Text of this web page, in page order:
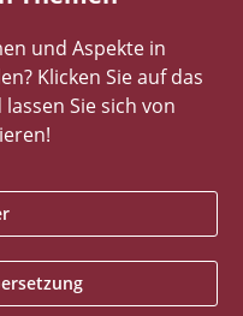
und Aspekte in
Klicken Sie auf das
Sie sich von